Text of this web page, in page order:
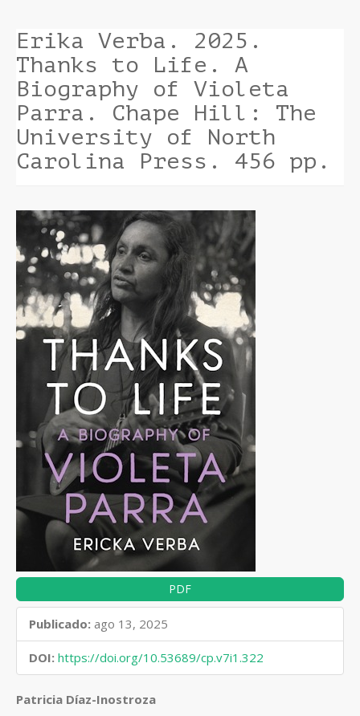
Erika Verba. 2025.
Thanks to Life. A
Biography of Violeta
Parra. Chape Hill: The
University of North
Carolina Press. 456 pp.
Barra
lateral
del
artículo
PDF
Publicado: ago 13, 2025
DOI: https://doi.org/10.53689/cp.v7i1.322
Contenido
Patricia Díaz-Inostroza